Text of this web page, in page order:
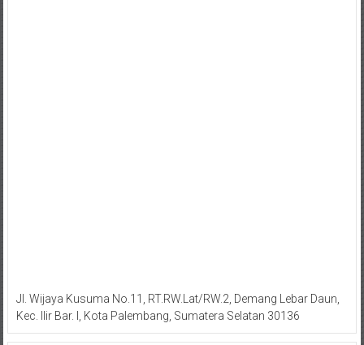
Jl. Wijaya Kusuma No.11, RT.RW.Lat/RW.2, Demang Lebar Daun,
Kec. Ilir Bar. I, Kota Palembang, Sumatera Selatan 30136